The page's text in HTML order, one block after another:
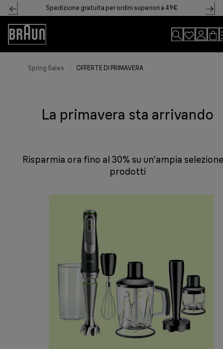
Skip
to
Content
Spedizione gratuita per ordini superiori a 49€
Accessibility
Statement
Spring Sales OFFERTE DI PRIMAVERA
La primavera sta arrivando
Risparmia ora fino al 30% su un'ampia
prodotti